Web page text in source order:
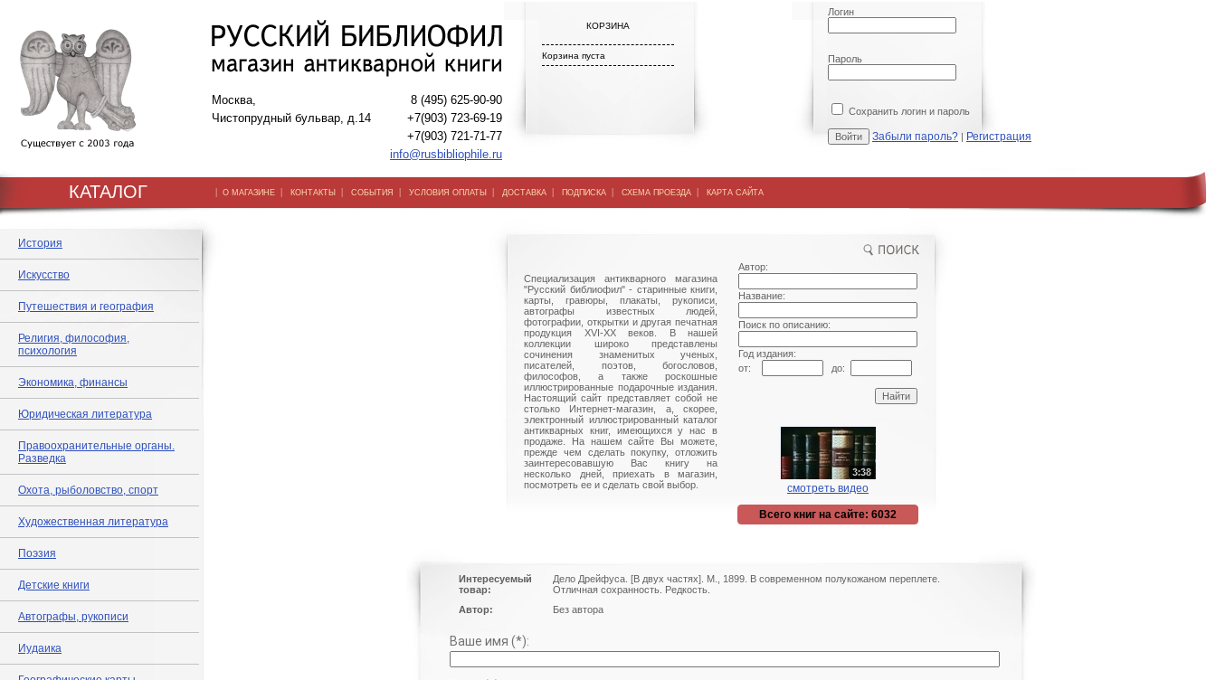
Москва,
Чистопрудный бульвар, д.14
8 (495) 625-90-90
+7(903) 723-69-19
+7(903) 721-71-77
info@rusbibliophile.ru
КОРЗИНА
Корзина пуста
Логин
Пароль
Сохранить логин и пароль
Забыли пароль? | Регистрация
КАТАЛОГ | О МАГАЗИНЕ | КОНТАКТЫ | СОБЫТИЯ | УСЛОВИЯ ОПЛАТЫ | ДОСТАВКА | ПОДПИСКА | СХЕМА ПРОЕЗДА | КАРТА САЙТА
История
Искусство
Путешествия и география
Религия, философия,
психология
Экономика, финансы
Юридическая литература
Правоохранительные органы.
Разведка
Охота, рыболовство, спорт
Художественная литература
Поэзия
Детские книги
Автографы, рукописи
Иудаика
Специализация антикварного магазина
"Русский библиофил" - старинные книги,
карты, гравюры, плакаты, рукописи,
автографы известных людей,
фотографии, открытки и другая печатная
продукция XVI-XX веков. В нашей
коллекции широко представлены
сочинения знаменитых ученых,
писателей, поэтов, богословов,
философов, а также роскошные
иллюстрированные подарочные издания.
Настоящий сайт представляет собой не
столько Интернет-магазин, а, скорее,
электронный иллюстрированный каталог
антикварных книг, имеющихся у нас в
продаже. На нашем сайте Вы можете,
прежде чем сделать покупку, отложить
заинтересовавшую Вас книгу на
несколько дней, приехать в магазин,
посмотреть ее и сделать свой выбор.
Автор:
Название:
Поиск по описанию:
Год издания:
от:
до:
смотреть видео
Всего книг на сайте: 6032
Интересуемый
товар:
Дело Дрейфуса. [В двух частях]. М., 1899. В современном полукожаном переплете.
Отличная сохранность. Редкость.
Автор:
Без автора
Ваше имя (*):